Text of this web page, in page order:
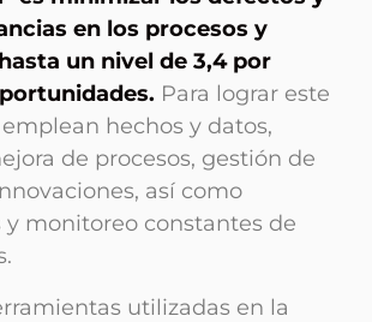
en los procesos y
un nivel de 3,4 por
Para lograr este
hechos y datos,
de procesos, gestión de
así como
monitoreo constantes de
utilizadas en la